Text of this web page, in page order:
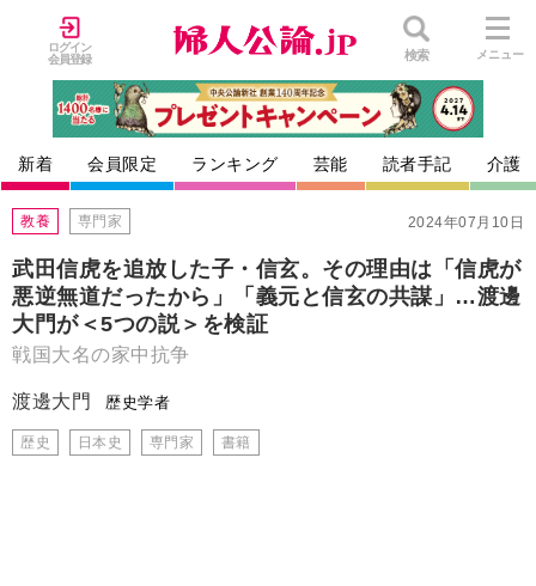
ログイン
会員登録
検索 メニュー
新着 会員限定 ランキング 芸能 読者手記 介護
2024年07月10日
教養 専門家
武田信虎を追放した子・信玄。その理由は「信虎が
悪逆無道だったから」「義元と信玄の共謀」…渡邊
大門が＜5つの説＞を検証
戦国大名の家中抗争
渡邊大門 歴史学者
歴史 日本史 専門家 書籍